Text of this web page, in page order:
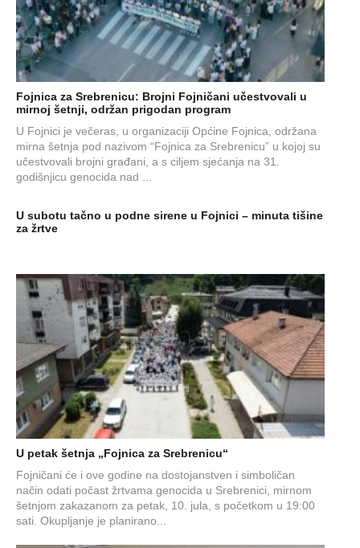
Fojnica za Srebrenicu: Brojni Fojničani učestvovali u
mirnoj šetnji, održan prigodan program
U Fojnici je večeras, u organizaciji Općine Fojnica, održana
mirna šetnja pod nazivom “Fojnica za Srebrenicu” u kojoj su
učestvovali brojni građani, a s ciljem sjećanja na 31.
godišnjicu genocida nad ...
U subotu tačno u podne sirene u Fojnici – minuta tišine
za žrtve
U petak šetnja „Fojnica za Srebrenicu“
Fojničani će i ove godine na dostojanstven i simboličan
način odati počast žrtvama genocida u Srebrenici, mirnom
šetnjom zakazanom za petak, 10. jula, s početkom u 19:00
sati. Okupljanje je planirano...